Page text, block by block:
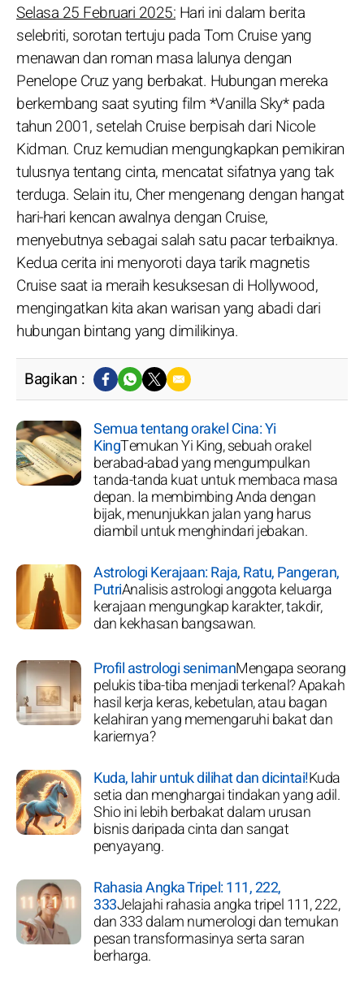
Selasa 25 Februari 2025: Hari ini dalam berita
selebriti, sorotan tertuju pada Tom Cruise yang
menawan dan roman masa lalunya dengan
Penelope Cruz yang berbakat. Hubungan mereka
berkembang saat syuting film *Vanilla Sky* pada
tahun 2001, setelah Cruise berpisah dari Nicole
Kidman. Cruz kemudian mengungkapkan pemikiran
tulusnya tentang cinta, mencatat sifatnya yang tak
terduga. Selain itu, Cher mengenang dengan hangat
hari-hari kencan awalnya dengan Cruise,
menyebutnya sebagai salah satu pacar terbaiknya.
Kedua cerita ini menyoroti daya tarik magnetis
Cruise saat ia meraih kesuksesan di Hollywood,
mengingatkan kita akan warisan yang abadi dari
hubungan bintang yang dimilikinya.
Bagikan :
Semua tentang orakel Cina: Yi
KingTemukan Yi King, sebuah orakel
berabad-abad yang mengumpulkan
tanda-tanda kuat untuk membaca masa
depan. Ia membimbing Anda dengan
bijak, menunjukkan jalan yang harus
diambil untuk menghindari jebakan.
Astrologi Kerajaan: Raja, Ratu, Pangeran,
PutriAnalisis astrologi anggota keluarga
kerajaan mengungkap karakter, takdir,
dan kekhasan bangsawan.
Profil astrologi senimanMengapa seorang
pelukis tiba-tiba menjadi terkenal? Apakah
hasil kerja keras, kebetulan, atau bagan
kelahiran yang memengaruhi bakat dan
kariernya?
Kuda, lahir untuk dilihat dan dicintai!Kuda
setia dan menghargai tindakan yang adil.
Shio ini lebih berbakat dalam urusan
bisnis daripada cinta dan sangat
penyayang.
Rahasia Angka Tripel: 111, 222,
333Jelajahi rahasia angka tripel 111, 222,
dan 333 dalam numerologi dan temukan
pesan transformasinya serta saran
berharga.